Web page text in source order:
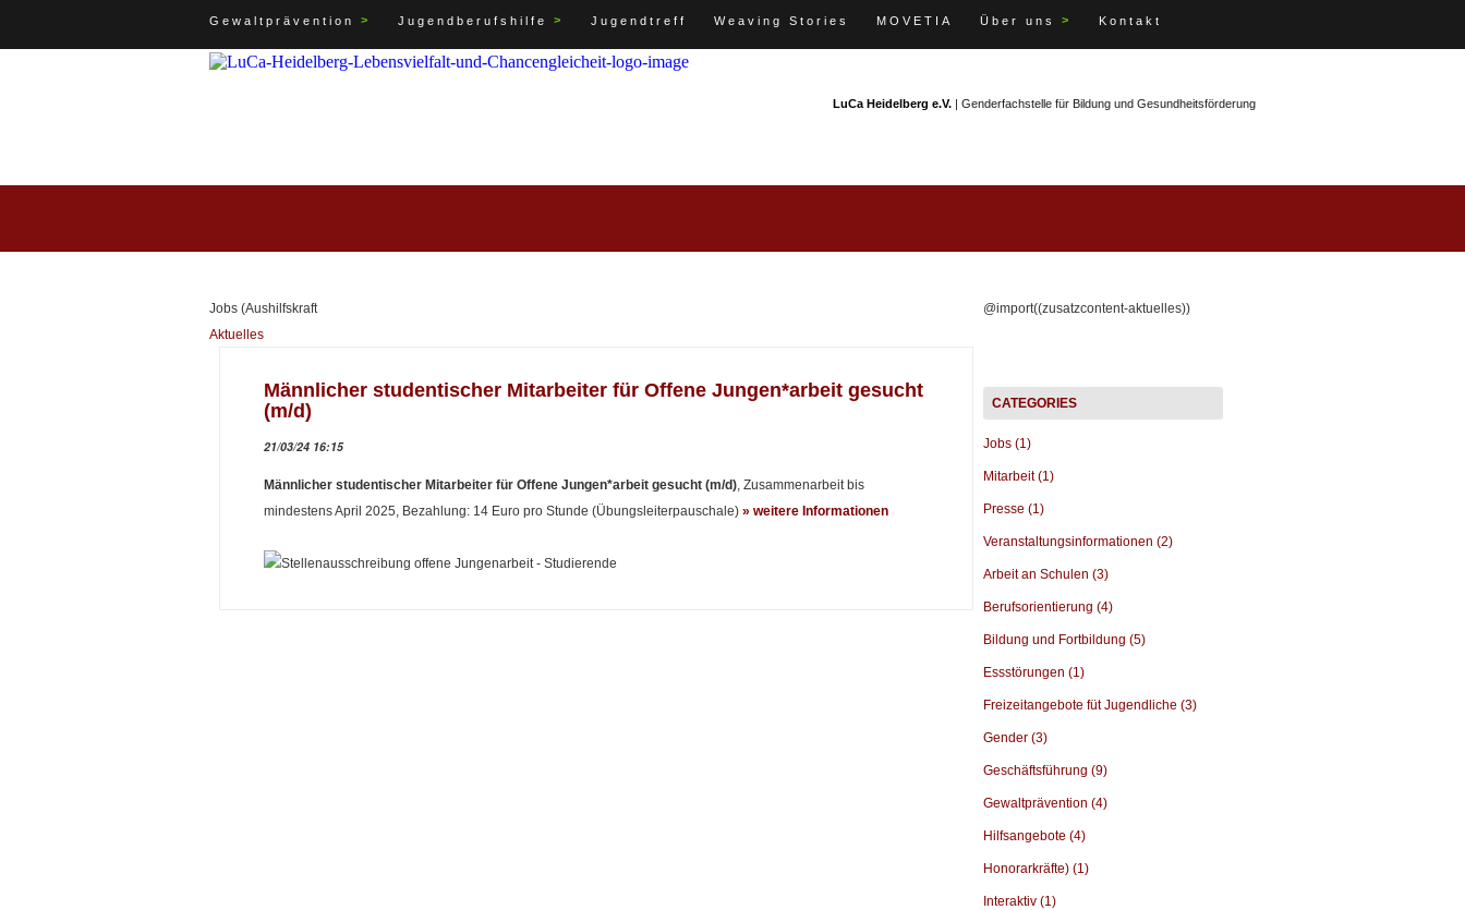
Gewaltprävention > Jugendberufshilfe > Jugendtreff Weaving Stories MOVETIA Über uns > Kontakt
LuCa Heidelberg e.V. | Genderfachstelle für Bildung und Gesundheitsförderung
Jobs (Aushilfskraft
Aktuelles
Männlicher studentischer Mitarbeiter für Offene Jungen*arbeit gesucht
(m/d)
21/03/24 16:15
Männlicher studentischer Mitarbeiter für Offene Jungen*arbeit gesucht (m/d) , Zusammenarbeit bis
mindestens April 2025, Bezahlung: 14 Euro pro Stunde (Übungsleiterpauschale) » weitere Informationen
@import((zusatzcontent-aktuelles))
Jobs (1)
Mitarbeit (1)
Presse (1)
Veranstaltungsinformationen (2)
Arbeit an Schulen (3)
Berufsorientierung (4)
Bildung und Fortbildung (5)
Essstörungen (1)
Freizeitangebote füt Jugendliche (3)
Gender (3)
Geschäftsführung (9)
Gewaltprävention (4)
Hilfsangebote (4)
Honorarkräfte) (1)
Interaktiv (1)